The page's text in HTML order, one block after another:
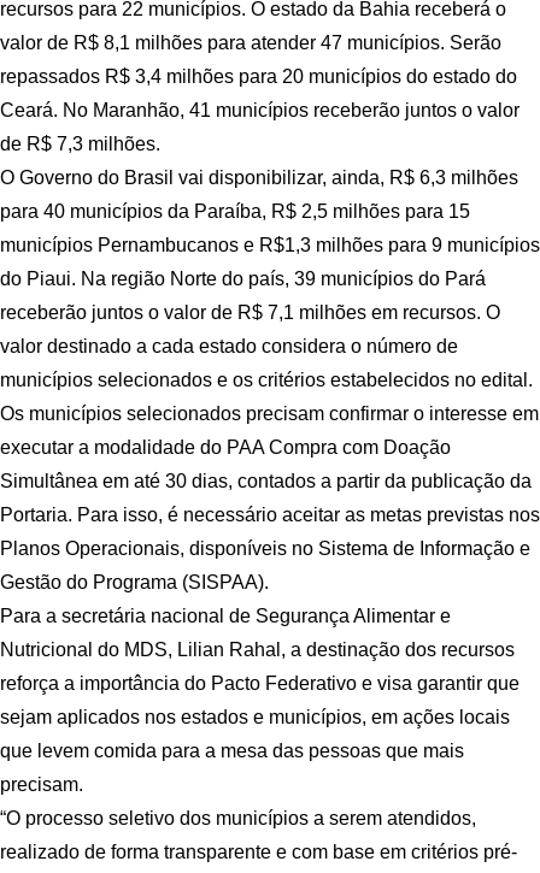
recursos para 22 municípios. O estado da Bahia receberá o
valor de R$ 8,1 milhões para atender 47 municípios. Serão
repassados R$ 3,4 milhões para 20 municípios do estado do
Ceará. No Maranhão, 41 municípios receberão juntos o valor
de R$ 7,3 milhões.
O Governo do Brasil vai disponibilizar, ainda, R$ 6,3 milhões
para 40 municípios da Paraíba, R$ 2,5 milhões para 15
municípios Pernambucanos e R$1,3 milhões para 9 municípios
do Piaui. Na região Norte do país, 39 municípios do Pará
receberão juntos o valor de R$ 7,1 milhões em recursos. O
valor destinado a cada estado considera o número de
municípios selecionados e os critérios estabelecidos no edital.
Os municípios selecionados precisam confirmar o interesse em
executar a modalidade do PAA Compra com Doação
Simultânea em até 30 dias, contados a partir da publicação da
Portaria. Para isso, é necessário aceitar as metas previstas nos
Planos Operacionais, disponíveis no Sistema de Informação e
Gestão do Programa (SISPAA).
Para a secretária nacional de Segurança Alimentar e
Nutricional do MDS, Lilian Rahal, a destinação dos recursos
reforça a importância do Pacto Federativo e visa garantir que
sejam aplicados nos estados e municípios, em ações locais
que levem comida para a mesa das pessoas que mais
precisam.
“O processo seletivo dos municípios a serem atendidos,
realizado de forma transparente e com base em critérios pré-